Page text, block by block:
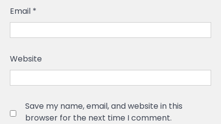
Email *
Website
Save my name, email, and website in this
browser for the next time I comment.